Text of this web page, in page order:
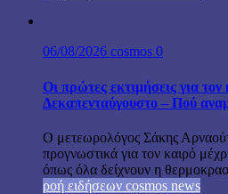
06/08/2026 cosmos 0
Οι πρώτες εκτιμήσεις για τον
Δεκαπενταύγουστο – Πού
Ο μετεωρολόγος Σάκης
προγνωστικά για τον καιρό
όπως όλα δείχνουν η
ροή ειδήσεων cosmos news